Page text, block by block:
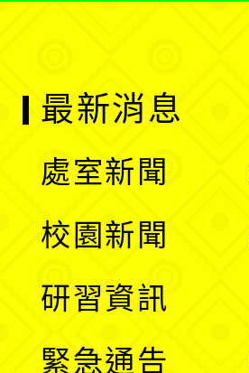
最新消息
處室新聞
校園新聞
研習資訊
緊急通告